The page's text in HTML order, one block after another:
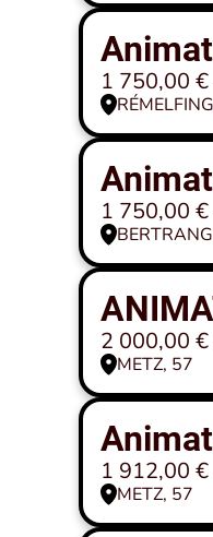
1 750,00
1 750,00
2 000,00
METZ, 57
1 912,00
METZ, 57